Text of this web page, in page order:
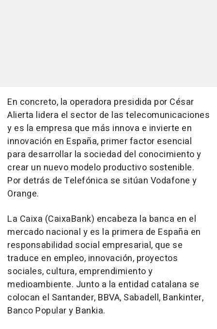
En concreto, la operadora presidida por César
Alierta lidera el sector de las telecomunicaciones
y es la empresa que más innova e invierte en
innovación en España, primer factor esencial
para desarrollar la sociedad del conocimiento y
crear un nuevo modelo productivo sostenible.
Por detrás de Telefónica se sitúan Vodafone y
Orange.
La Caixa (CaixaBank) encabeza la banca en el
mercado nacional y es la primera de España en
responsabilidad social empresarial, que se
traduce en empleo, innovación, proyectos
sociales, cultura, emprendimiento y
medioambiente. Junto a la entidad catalana se
colocan el Santander, BBVA, Sabadell, Bankinter,
Banco Popular y Bankia.